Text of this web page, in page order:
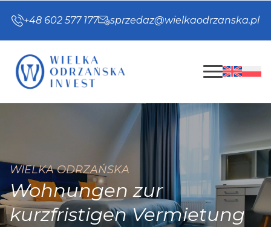
+48 602 577 177 sprzedaz@wielkaodrzanska.pl
WIELKA ODRZAŃSKA
Wohnungen zur
kurzfristigen Vermietung